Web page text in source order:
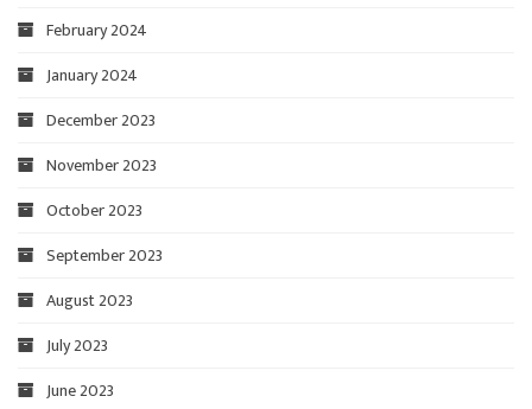
February 2024
January 2024
December 2023
November 2023
October 2023
September 2023
August 2023
July 2023
June 2023